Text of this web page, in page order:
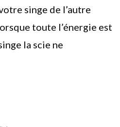
singe de l’autre
toute l’énergie est
la scie ne